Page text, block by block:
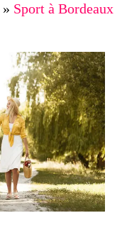
» Sport à Bordeaux